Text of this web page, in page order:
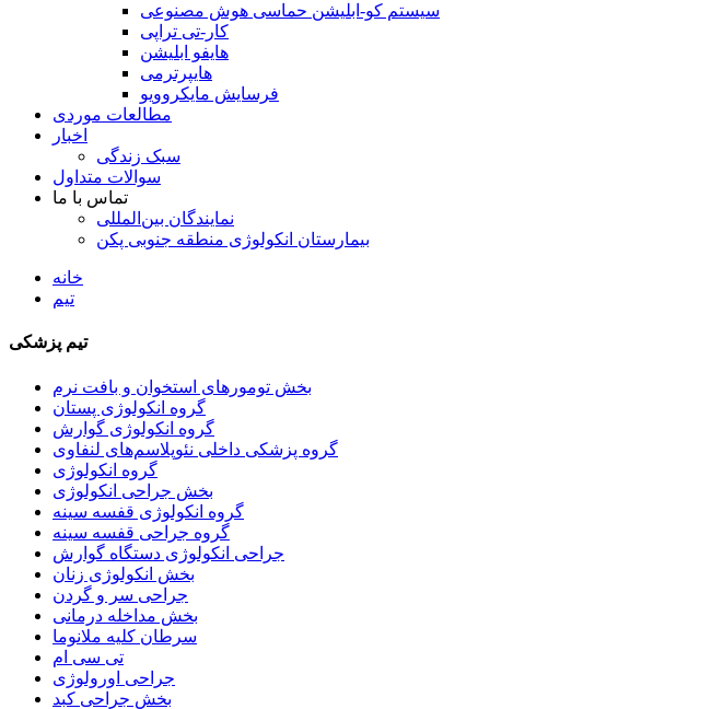
سیستم کو-ابلیشن حماسی هوش مصنوعی
کار-تی تراپی
هایفو ابلیشن
هایپرترمی
فرسایش مایکروویو
مطالعات موردی
اخبار
سبک زندگی
سوالات متداول
تماس با ما
نمایندگان بین‌المللی
بیمارستان انکولوژی منطقه جنوبی پکن
خانه
تیم
تیم پزشکی
بخش تومورهای استخوان و بافت نرم
گروه انکولوژی پستان
گروه انکولوژی گوارش
گروه پزشکی داخلی نئوپلاسم‌های لنفاوی
گروه انکولوژی
بخش جراحی انکولوژی
گروه انکولوژی قفسه سینه
گروه جراحی قفسه سینه
جراحی انکولوژی دستگاه گوارش
بخش انکولوژی زنان
جراحی سر و گردن
بخش مداخله درمانی
سرطان کلیه ملانوما
تی سی ام
جراحی اورولوژی
بخش جراحی کبد